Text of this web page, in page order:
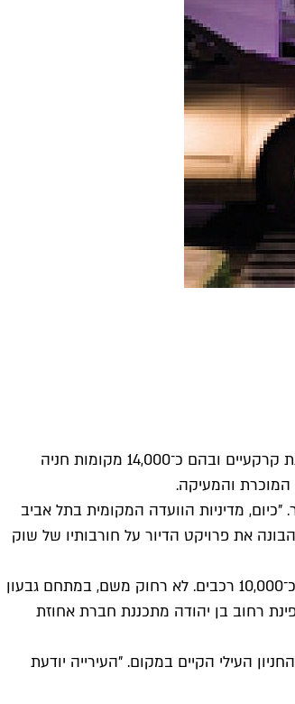
נראה שגם בעיריית תל אביב הגיעו למסקנה שחלום הרכבת התחתית עוד רחוק, ולכן החליטו להשקיע כמיליארד וחצי שקלים בהקמת שישה חניונים תת קרקעיים ובהם כ־14,000 מקומות חניה
מדיניות הוועדה המקומית בתל אביב
את פרויקט הדיור על חורבותיו של שוק
נוסף לחניון במתחם בצלאל מקימה העירייה חמישה חניונים נוספים, הגדול מהם נפתח לפני חודשיים מתחת למתחם שרונה ועם השלמתו יוכל לאכלס כ־10,000 רכבים. לא רחוק משם, במתחם גבעון
חניון שיכיל כ־1,000 מקומות חניה. את חניון בוגרשוב בפינת רחוב בן יהודה מתכננת חברת אחוזת
גם באזור רמת החייל העמוס ולבנות שם את "חניון הברזל" שיכיל כ־600 מקומות במקום החניון העילי הקיים במקום. "העירייה יודעת